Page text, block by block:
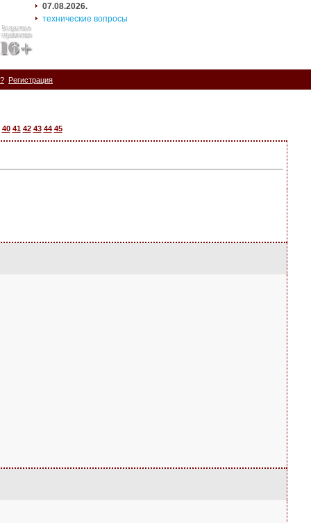
07.08.2026.
технические вопросы
Регистрация
40 41 42 43 44 45